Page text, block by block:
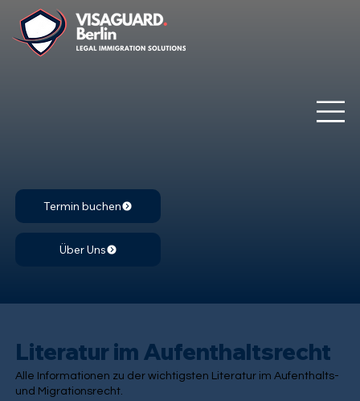
Termin buchen
Über Uns
Literatur im Aufenthaltsrecht
Alle Informationen zu der wichtigsten Literatur im Aufenthalts-
und Migrationsrecht.